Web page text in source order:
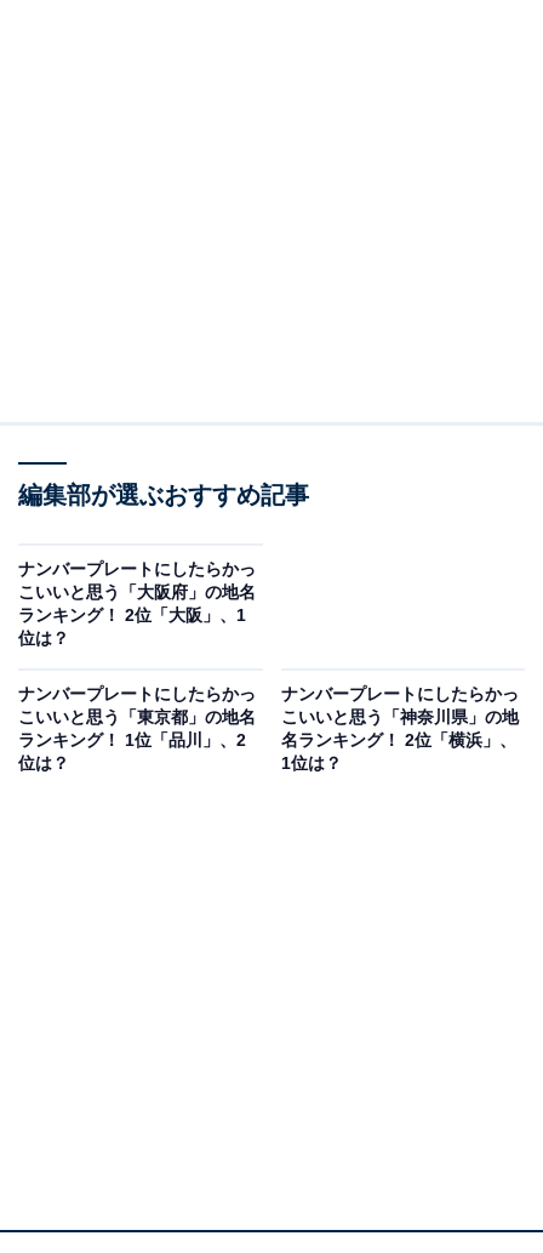
たイメージがあり、力強さを感じる」（広島県／60代男
／50代女性）、「福岡の地名として思い浮かべることが
できるから」（東京都／30代女性）、「聴いた時の響き
が素敵でかっこいい」（宮城県／40代女性）などのコメ
編集部が選ぶおすすめ記事
ナンバープレートにしたらかっ
こいいと思う「大阪府」の地名
ランキング！ 2位「大阪」、1
位は？
ナンバープレートにしたらかっ
こいいと思う「東京都」の地名
ランキング！ 1位「品川」、2
位は？
ナンバープレートにしたらかっ
こいいと思う「神奈川県」の地
名ランキング！ 2位「横浜」、
1位は？